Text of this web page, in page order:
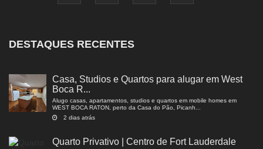
DESTAQUES RECENTES
Casa, Studios e Quartos para alugar em West
Boca R...
Alugo casas, apartamentos, studios e quartos em mobile homes em
WEST BOCA RATON, perto da Casa do Pão, Picanh...
2 dias atrás
Quarto Privativo | Centro de Fort Lauderdale